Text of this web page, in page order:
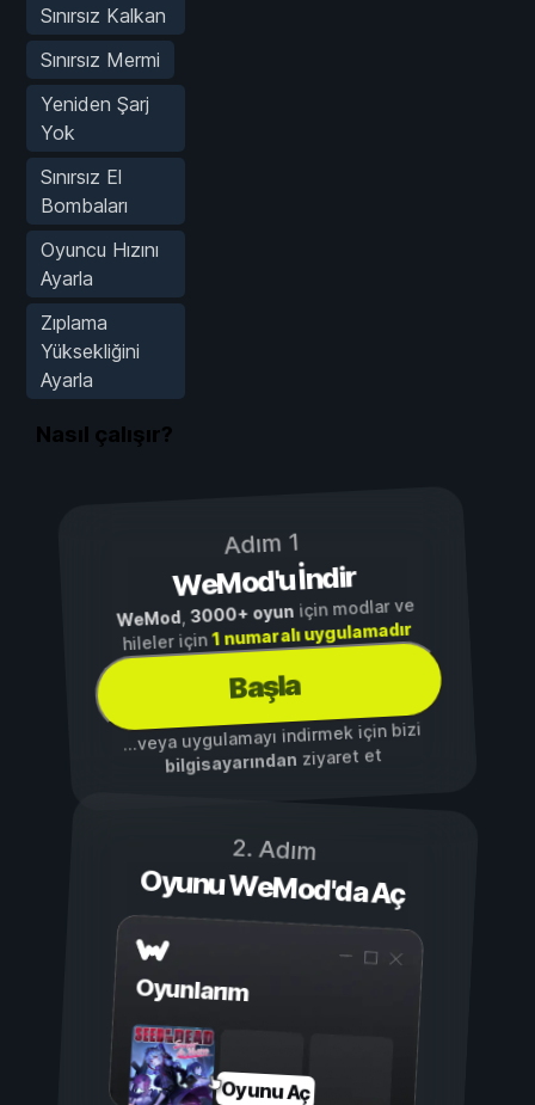
Sınırsız Kalkan
Sınırsız Mermi
Yeniden Şarj
Yok
Sınırsız El
Bombaları
Oyuncu Hızını
Ayarla
Zıplama
Yüksekliğini
Ayarla
Nasıl çalışır?
Adım 1
WeMod'u İndir
WeMod,3000+ oyuniçin modlar ve
hileler için1 numaralı uygulamadır
Başla
...veya uygulamayı indirmek için bizi
bilgisayarından ziyaret et
2. Adım
Oyunu WeMod'da Aç
Oyunlarım
Oyunu Aç